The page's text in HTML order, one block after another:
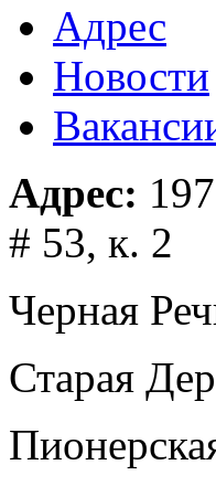
Адрес
Новости
Адрес:
# 53, к. 2
Черная
Старая